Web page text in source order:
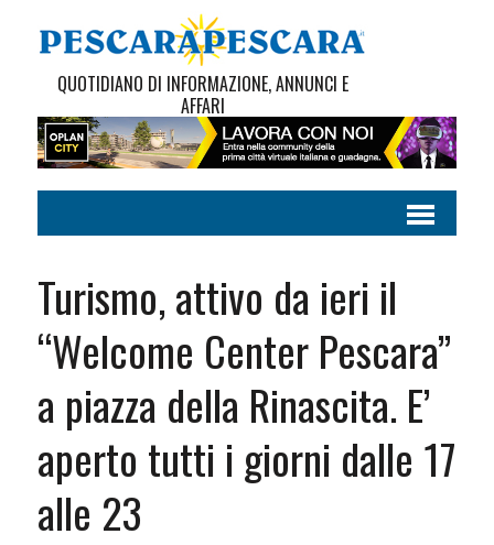
QUOTIDIANO DI INFORMAZIONE, ANNUNCI E
AFFARI
Turismo, attivo da ieri il
“Welcome Center Pescara”
a piazza della Rinascita. E’
aperto tutti i giorni dalle 17
alle 23